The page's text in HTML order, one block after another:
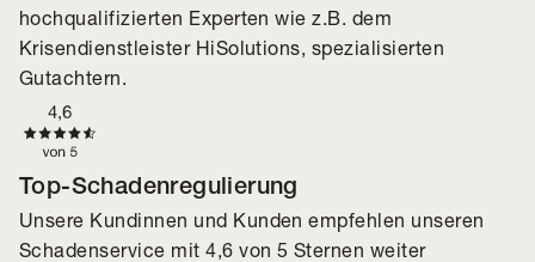
hochqualifizierten Experten wie z.B. dem
Krisendienstleister HiSolutions, spezialisierten
Gutachtern.
Top-Schadenregulierung
Unsere Kundinnen und Kunden empfehlen unseren
Schadenservice mit 4,6 von 5 Sternen weiter